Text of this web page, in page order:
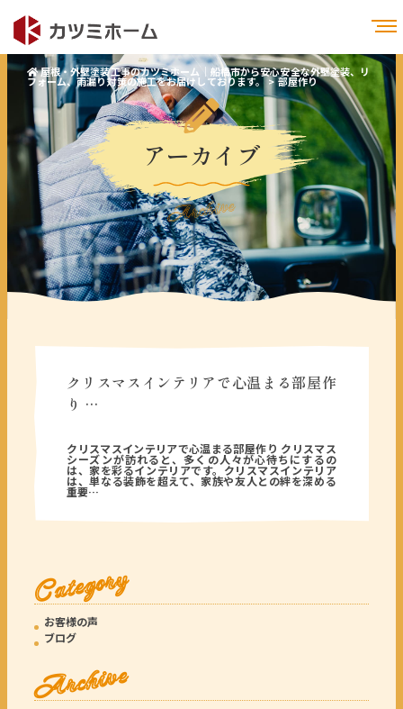
屋根・外壁塗装工事のカツミホーム｜船橋市から安心安全な外壁塗装、リ
フォーム、雨漏り対策の施工をお届けしております。>部屋作り
アーカイブ
Archive
クリスマスインテリアで心温まる部屋作
り …
クリスマスインテリアで心温まる部屋作り クリスマス
シーズンが訪れると、多くの人々が心待ちにするの
は、家を彩るインテリアです。クリスマスインテリア
は、単なる装飾を超えて、家族や友人との絆を深める
重要…
Category
お客様の声
ブログ
Archive